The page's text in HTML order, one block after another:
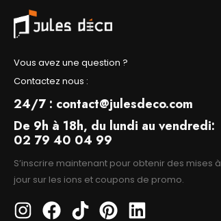
Vous avez une question ?
Contactez nous :
24/7 : contact@julesdeco.com
De 9h à 18h, du lundi au vendredi:
02 79 40 04 99
S’inscrire maintenant pour obtenir des mises à
jour sur les ions et coupons de promo.